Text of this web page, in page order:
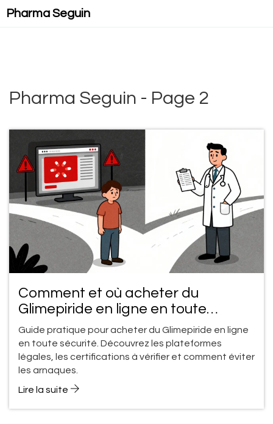
Pharma Seguin
Pharma Seguin - Page 2
Comment et où acheter du
Glimepiride en ligne en toute
sécurité
Guide pratique pour acheter du Glimepiride en ligne
en toute sécurité. Découvrez les plateformes
légales, les certifications à vérifier et comment éviter
les arnaques.
Lire la suite